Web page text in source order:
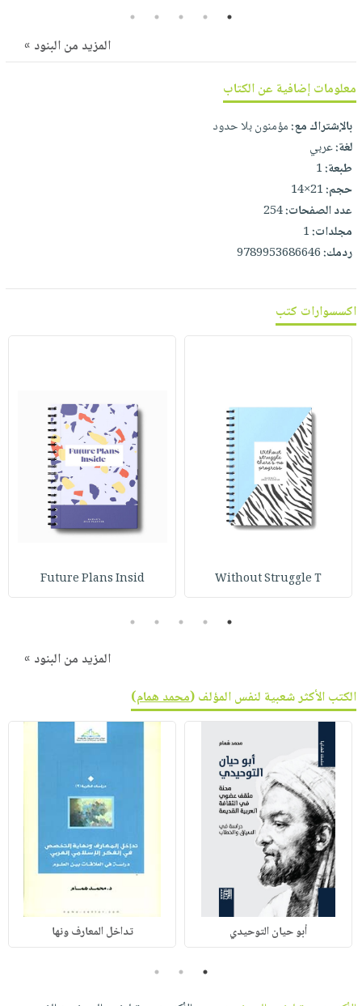
وفرات
انشر
كتابك
تواصل
معنا
1
2
3
4
5
المزيد من البنود »
معلومات إضافية عن الكتاب
بالإشتراك مع:مؤمنون بلا حدود
لغة:عربي
طبعة:1
حجم:21×14
عدد الصفحات:254
مجلدات:1
ردمك:9789953686646
اكسسوارات كتب
Without Struggle T
Future Plans Insid
1
2
3
4
5
المزيد من البنود »
الكتب الأكثر شعبية لنفس المؤلف (محمد همام)
أبو حيان التوحيدي تداخل المعارف ونها
1
2
3